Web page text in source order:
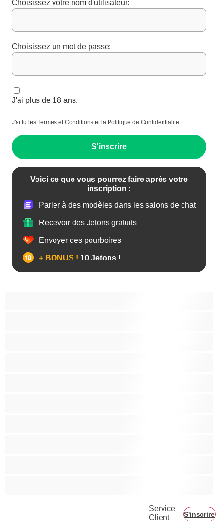
Choisissez votre nom d'utilisateur:
Choisissez un mot de passe:
J'ai plus de 18 ans.
J'ai lu les Termes et Conditions et la Politique de Confidentialité.
S'inscrire
Voici ce que vous pourrez faire après votre
inscription :
Parler à des modèles dans les salons de chat
Recevoir des Jetons gratuits
Envoyer des pourboires
+ BONUS ! 10 Jetons !
Service
Client
S'inscrire